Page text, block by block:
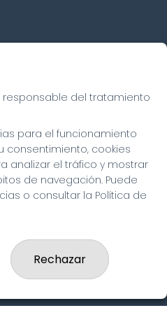
19-FUENLABRADA -
responsable del tratamiento
para el funcionamiento
consentimiento, cookies
analizar el tráfico y mostrar
de navegación. Puede
o consultar la Política de
Rechazar